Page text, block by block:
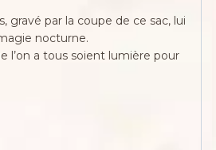
gravé par la coupe de ce sac, lui
nocturne.
l’on a tous soient lumière pour